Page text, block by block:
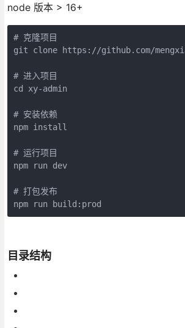
node 版本 > 16+
# 克隆项目
git clone https://github.com/
# 进入项目
cd xy-admin
# 安装依赖
npm install
# 运行项目
npm run dev
# 打包发布
npm run build:prod
目录结构